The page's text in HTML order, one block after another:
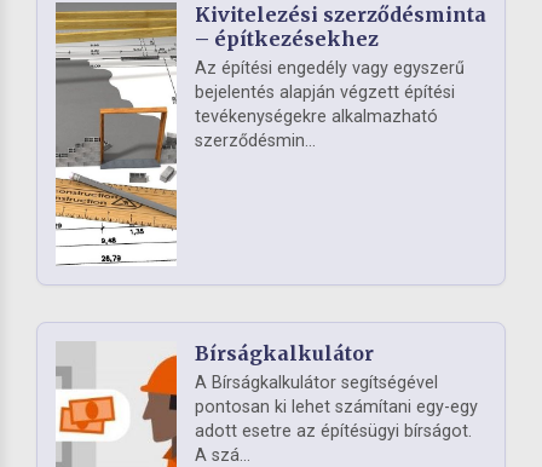
Kivitelezési szerződésminta
– építkezésekhez
Az építési engedély vagy egyszerű
bejelentés alapján végzett építési
tevékenységekre alkalmazható
szerződésmin...
Bírságkalkulátor
A Bírságkalkulátor segítségével
pontosan ki lehet számítani egy-egy
adott esetre az építésügyi bírságot.
A szá...